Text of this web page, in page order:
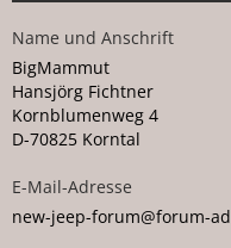
Name und Anschrift
BigMammut
Hansjörg Fichtner
Kornblumenweg 4
D-70825 Korntal
E-Mail-Adresse
new-jeep-forum@forum-ad